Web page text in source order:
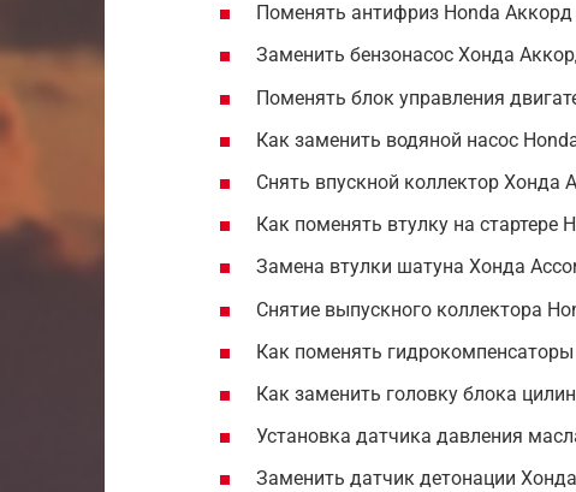
Поменять антифриз Honda Аккорд
Заменить бензонасос Хонда
Поменять блок управления
Как заменить водяной насос
Снять впускной коллектор Хонда
Как поменять втулку на стартере
Замена втулки шатуна Хонда
Снятие выпускного коллектора
Как поменять
Как заменить головку блока
Установка датчика давления
Заменить датчик детонации